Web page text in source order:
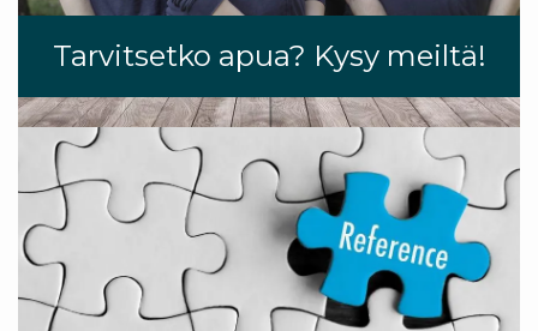
Tarvitsetko apua? Kysy meiltä!